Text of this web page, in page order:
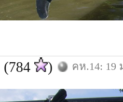
(784 ) คห.14: 19